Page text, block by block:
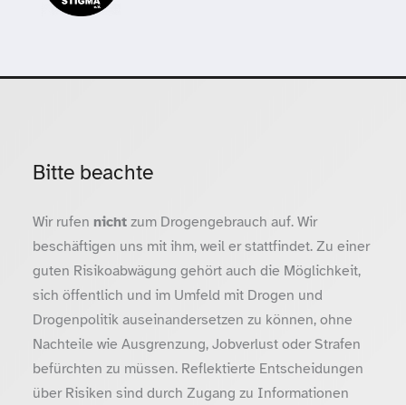
Bitte beachte
Wir rufen nichtzum Drogengebrauch auf. Wir
beschäftigen uns mit ihm, weil er stattfindet. Zu einer
guten Risikoabwägung gehört auch die Möglichkeit,
sich öffentlich und im Umfeld mit Drogen und
Drogenpolitik auseinandersetzen zu können, ohne
Nachteile wie Ausgrenzung, Jobverlust oder Strafen
befürchten zu müssen. Reflektierte Entscheidungen
über Risiken sind durch Zugang zu Informationen